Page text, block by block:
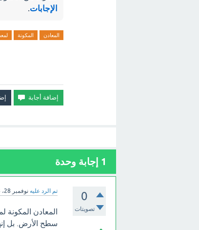
الإجابات.
المعادن المكونة
1 إجابة وحدة
0
تصويتات
تم الرد عليه نوفمبر 28، 2023
المعادن
سطح الأرض. بل